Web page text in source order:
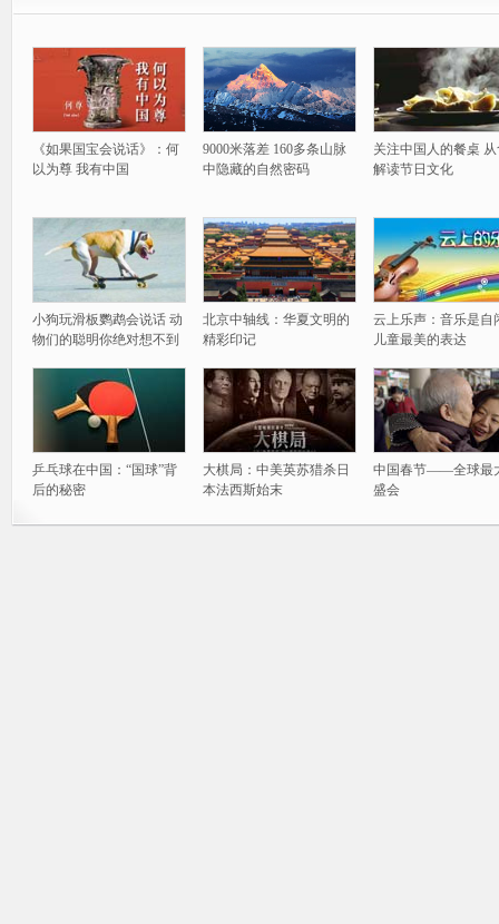
《如果国宝会说话》：何
以为尊 我有中国
9000米落差 160多条山脉
中隐藏的自然密码
关注中国人的餐桌
解读节日文化
小狗玩滑板鹦鹉会说话 动
物们的聪明你绝对想不到
北京中轴线：华夏文明的
精彩印记
云上乐声：音乐是自
儿童最美的表达
乒乓球在中国：“国球”背
后的秘密
大棋局：中美英苏猎杀日
本法西斯始末
中国春节——全球最
盛会